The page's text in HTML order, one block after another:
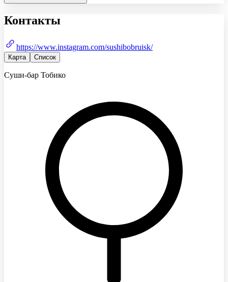
Контакты
https://www.instagram.com/sushibobruisk/
Карта Список
Суши-бар Тобико